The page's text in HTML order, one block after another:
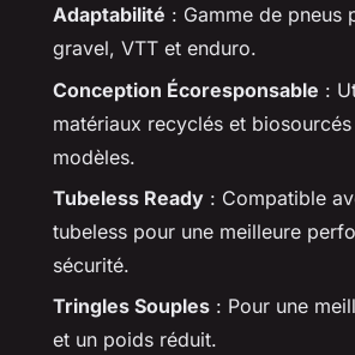
Adaptabilité : Gamme de pneus
gravel, VTT et enduro.
Conception Écoresponsable :
matériaux recyclés et
modèles.
Tubeless Ready : Compatible
tubeless pour une meilleure
sécurité.
Tringles Souples : Pour une
et un poids réduit.